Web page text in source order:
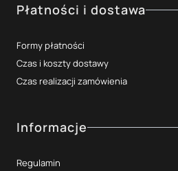
Płatności i dostawa
Formy płatności
Czas i koszty dostawy
Czas realizacji zamówienia
Informacje
Regulamin